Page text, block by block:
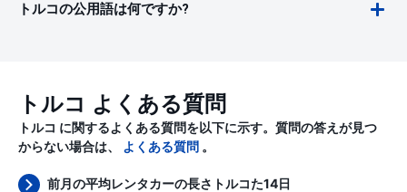
トルコの公用語は何ですか?
トルコ よくある質問
トルコ に関するよくある質問を以下に示す。質問の答えが見つ
からない場合は、
よくある質問 。
前月の平均レンタカーの長さトルコた14日